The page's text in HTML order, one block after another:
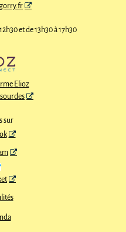
et de 13h30 à 17h30
Elioz
sur